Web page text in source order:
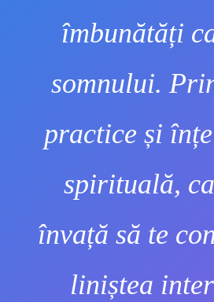
îmbunătăți
somnului.
practice și
spirituală,
învață să te
liniștea